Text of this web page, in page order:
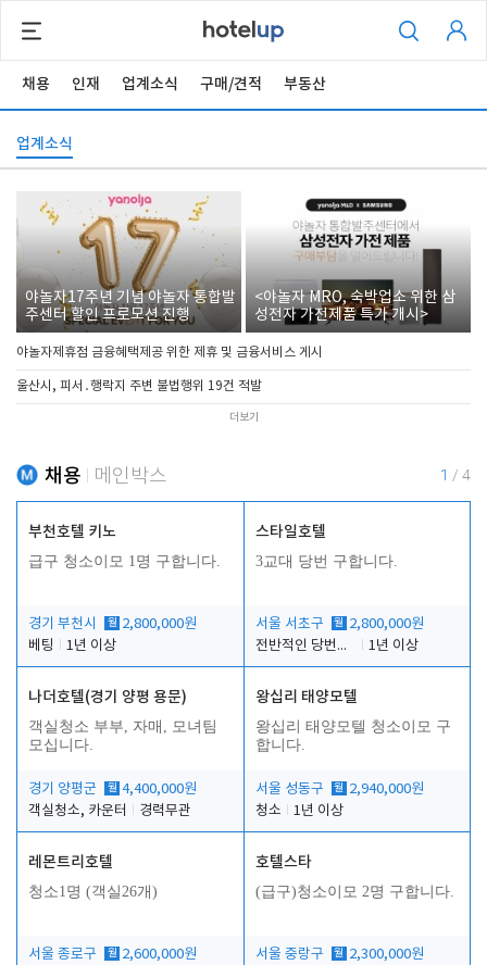
채용 인재 업계소식 구매/견적 부동산
업계소식
야놀자17주년 기념 야놀자 통합발
주센터 할인 프로모션 진행
<야놀자 MRO, 숙박업소 위한 삼
성전자 가전제품 특가 개시>
야놀자제휴점 금융혜택제공 위한 제휴 및 금융서비스 게시
울산시, 피서․행락지 주변 불법행위 19건 적발
더보기
채용 메인박스 1 / 4
부천호텔 키노
급구 청소이모 1명 구합니다.
경기 부천시 월 2,800,000원
베팅
1년 이상
스타일호텔
3교대 당번 구합니다.
서울 서초구 월 2,800,000원
전반적인 당번업무
1년 이상
나더호텔(경기 양평 용문)
객실청소 부부, 자매, 모녀팀
모십니다.
경기 양평군 월 4,400,000원
객실청소, 카운터
경력무관
왕십리 태양모텔
왕십리 태양모텔 청소이모 구
합니다.
서울 성동구 월 2,940,000원
청소
1년 이상
레몬트리호텔
청소1명 (객실26개)
서울 종로구 월 2,600,000원
호텔스타
(급구)청소이모 2명 구합니다.
서울 중랑구 월 2,300,000원